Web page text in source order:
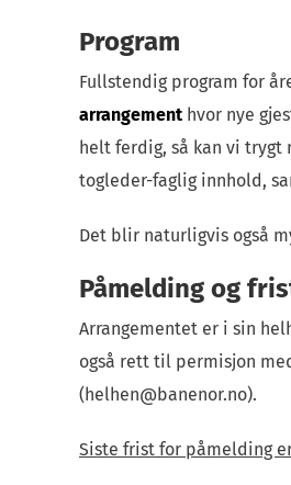
Program
Fullstendig program for
arrangementhvor nye
helt ferdig, så kan vi trygt
togleder-faglig innhold,
Det blir naturligvis også
Påmelding og
Arrangementet er i sin
også rett til permisjon
(helhen@banenor.no).
Siste frist for påmelding